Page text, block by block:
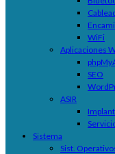
WiFi
Aplicaciones
SEO
ASIR
Sistema
Sist.